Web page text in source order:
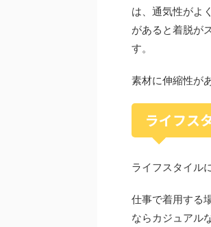
は、通気性がよ
があると着脱が
す。
素材に伸縮性が
ライフス
ライフスタイル
仕事で着用する
ならカジュアル